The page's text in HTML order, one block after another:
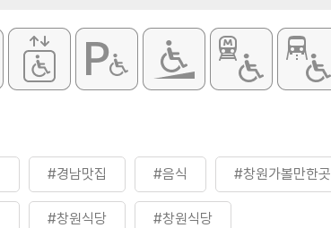
#경남맛집 #음식 #창원가볼만한곳
#창원식당 #창원식당